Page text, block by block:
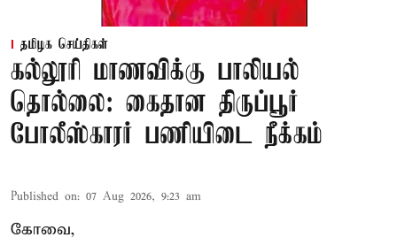
தமிழக செய்திகள்
கல்லூரி மாணவிக்கு பாலியல்
தொல்லை: கைதான திருப்பூர்
போலீஸ்காரர் பணியிடை நீக்கம்
Published on: 07 Aug 2026, 9:23 am
கோவை,